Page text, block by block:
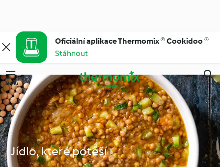
Oficiální aplikace Thermomix ® Cookidoo ®
Stáhnout
Menu Vyhledat
Jídlo, které potěší